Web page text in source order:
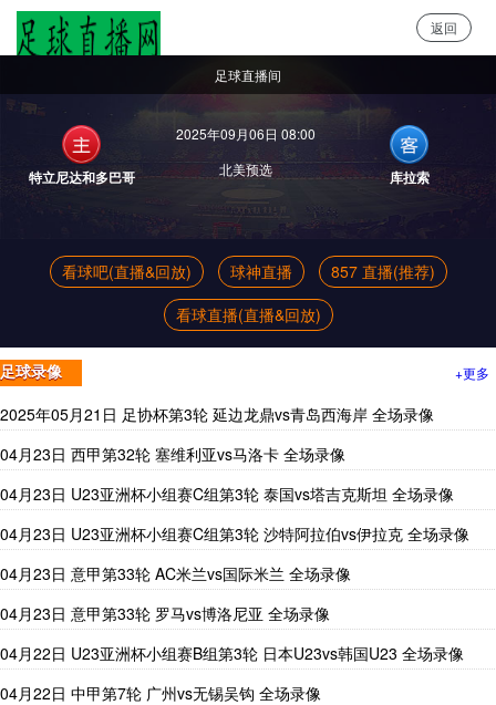
返回
足球直播间
特立尼达和多巴哥
2025年09月06日 08:00
北美预选
库拉索
看球吧(直播&回放) 球神直播
857 直播(推荐)
看球直播(直播&回放)
足球录像 +更多
2025年05月21日 足协杯第3轮 延边龙鼎vs青岛西海岸 全场录像
04月23日 西甲第32轮 塞维利亚vs马洛卡 全场录像
04月23日 U23亚洲杯小组赛C组第3轮 泰国vs塔吉克斯坦 全场录像
04月23日 U23亚洲杯小组赛C组第3轮 沙特阿拉伯vs伊拉克 全场录像
04月23日 意甲第33轮 AC米兰vs国际米兰 全场录像
04月23日 意甲第33轮 罗马vs博洛尼亚 全场录像
04月22日 U23亚洲杯小组赛B组第3轮 日本U23vs韩国U23 全场录像
04月22日 中甲第7轮 广州vs无锡吴钩 全场录像